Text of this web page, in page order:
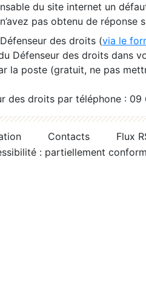
du site internet un
pas obtenu de réponse
des droits (via le
Défenseur des droits dans
la poste (gratuit, ne pas
des droits par téléphone :
Contacts
Flux
: partiellement